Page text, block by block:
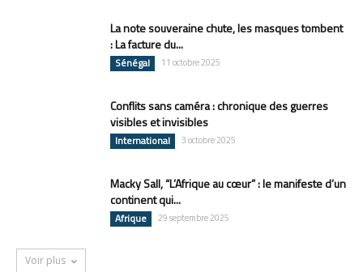
La note souveraine chute, les masques tombent
: La facture du...
Sénégal 11 octobre 2025
Conflits sans caméra : chronique des guerres
visibles et invisibles
International 3 octobre 2025
Macky Sall, “L’Afrique au cœur” : le manifeste d’un
continent qui...
Afrique 29 septembre 2025
Voir plus